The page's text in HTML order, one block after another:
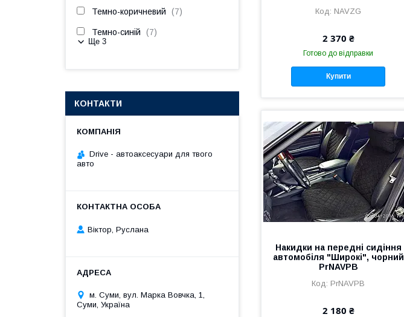
NAVZG
2 370 ₴
Готово до відправки
Купити
Накидки на передні сидіння
автомобіля "Широкі", чорний
PrNAVPB
PrNAVPB
2 180 ₴
Темно-коричневий 7
Темно-синій 7
Ще 3
КОНТАКТИ
Drive - автоаксесуари для твого
авто
Віктор, Руслана
м. Суми, вул. Марка Вовчка, 1,
Суми, Україна